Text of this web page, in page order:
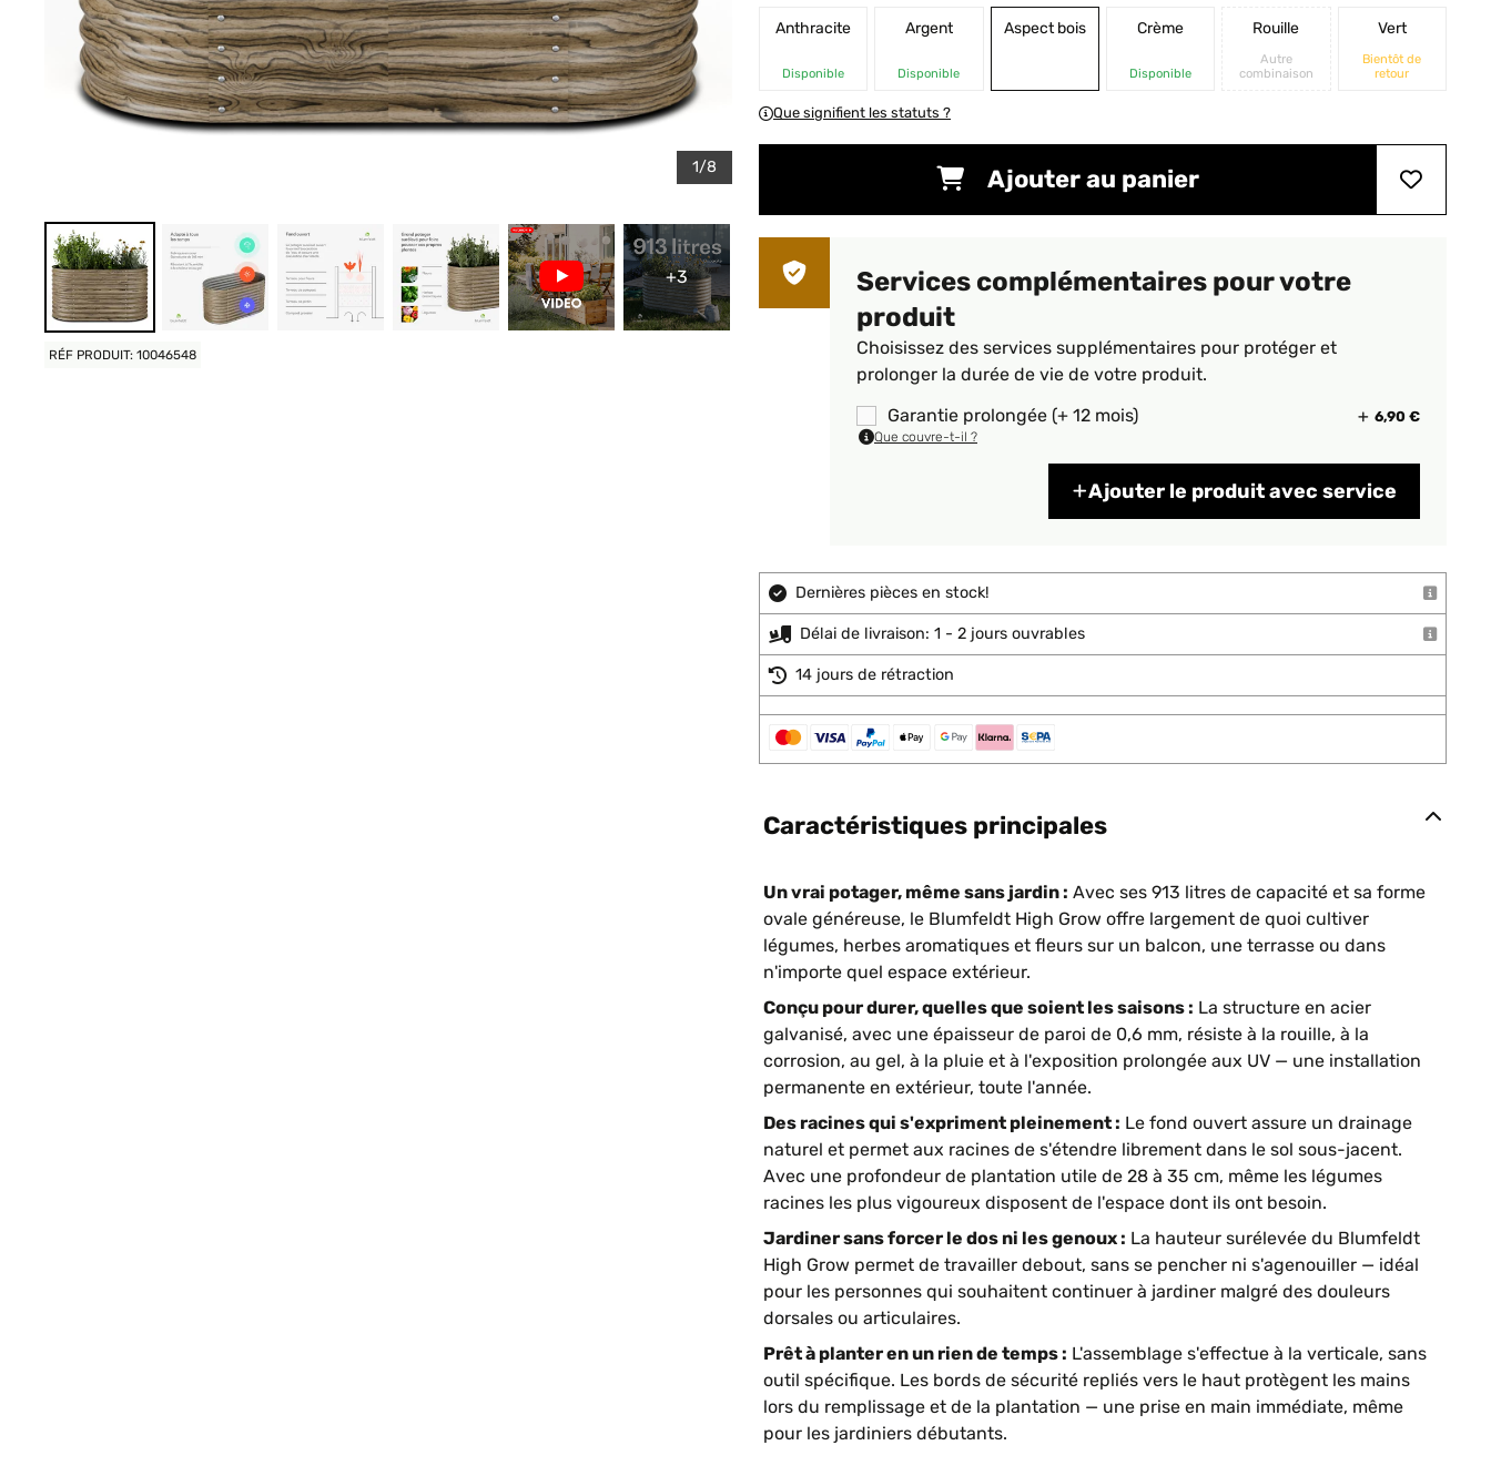
1/8
+3
RÉF PRODUIT: 10046548
Anthracite
Disponible
Argent
Disponible
Aspect bois Crème
Disponible
Rouille
Autre
combinaison
Vert
Bientôt de
retour
Que signifient les statuts ?
Ajouter au panier
Services complémentaires pour votre
produit
Choisissez des services supplémentaires pour protéger et
prolonger la durée de vie de votre produit.
Garantie prolongée (+ 12 mois)
6,90 €
Que couvre-t-il ?
Ajouter le produit avec service
Dernières pièces en stock!
Délai de livraison: 1 - 2 jours ouvrables
14 jours de rétraction
Caractéristiques principales
Un vrai potager, même sans jardin : Avec ses 913 litres de capacité et sa forme
ovale généreuse, le Blumfeldt High Grow offre largement de quoi cultiver
légumes, herbes aromatiques et fleurs sur un balcon, une terrasse ou dans
n'importe quel espace extérieur.
Conçu pour durer, quelles que soient les saisons : La structure en acier
galvanisé, avec une épaisseur de paroi de 0,6 mm, résiste à la rouille, à la
corrosion, au gel, à la pluie et à l'exposition prolongée aux UV — une installation
permanente en extérieur, toute l'année.
Des racines qui s'expriment pleinement : Le fond ouvert assure un drainage
naturel et permet aux racines de s'étendre librement dans le sol sous-jacent.
Avec une profondeur de plantation utile de 28 à 35 cm, même les légumes
racines les plus vigoureux disposent de l'espace dont ils ont besoin.
Jardiner sans forcer le dos ni les genoux : La hauteur surélevée du Blumfeldt
High Grow permet de travailler debout, sans se pencher ni s'agenouiller — idéal
pour les personnes qui souhaitent continuer à jardiner malgré des douleurs
dorsales ou articulaires.
Prêt à planter en un rien de temps : L'assemblage s'effectue à la verticale, sans
outil spécifique. Les bords de sécurité repliés vers le haut protègent les mains
lors du remplissage et de la plantation — une prise en main immédiate, même
pour les jardiniers débutants.